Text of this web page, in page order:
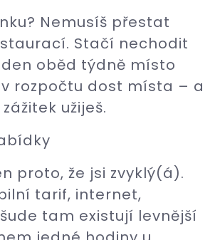
Nemusíš přestat
Stačí nechodit
oběd týdně místo
rozpočtu dost místa – a
užiješ.
proto, že jsi zvyklý(á).
tarif, internet,
tam existují levnější